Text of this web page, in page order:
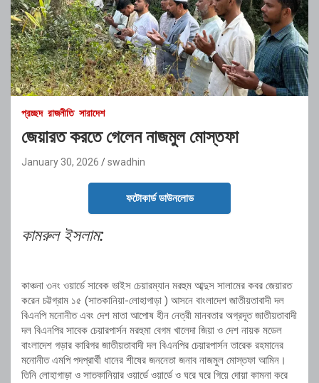
প্রচ্ছদ রাজনীতি সারাদেশ
জেয়ারত করতে গেলেন নাজমুল মোস্তফা
January 30, 2026 swadhin
ফটোকার্ড ডাউনলোড
কামরুল ইসলাম:
কাঞ্চনা ৩নং ওয়ার্ডে সাবেক ভাইস চেয়ারম্যান মরহুম আব্দুস সালামের কবর জেয়ারত
করেন চট্টগ্রাম ১৫ (সাতকানিয়া-লোহাগাড়া ) আসনে বাংলাদেশ জাতীয়তাবাদী দল
বিএনপি মনোনীত এবং দেশ মাতা আপোষ হীন নেত্রী মানবতার অগ্রদূত জাতীয়তাবাদী
দল বিএনপির সাবেক চেয়ারপার্সন মরহুমা বেগম খালেদা জিয়া ও দেশ নায়ক মডেল
বাংলাদেশ গড়ার কারিগর জাতীয়তাবাদী দল বিএনপির চেয়ারপার্সন তারেক রহমানের
মনোনীত এমপি পদপ্রার্থী ধানের শীষের জননেতা জনাব নাজমুল মোস্তফা আমিন।
তিনি লোহাগাড়া ও সাতকানিয়ার ওয়ার্ডে ওয়ার্ডে ও ঘরে ঘরে গিয়ে দোয়া কামনা করে